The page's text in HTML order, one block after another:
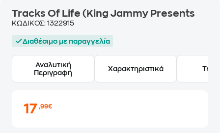
Tracks Of Life (King Jammy Presents
ΚΩΔΙΚΟΣ: 1322915
Διαθέσιμο με παραγγελία
Αναλυτική
Περιγραφή
Χαρακτηριστικά
17,99€